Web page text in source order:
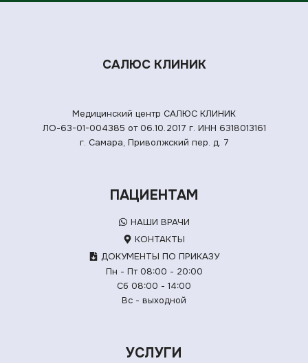
САЛЮС КЛИНИК
Медицинский центр САЛЮС КЛИНИК
ЛО-63-01-004385 от 06.10.2017 г. ИНН 6318013161
г. Самара, Приволжский пер. д. 7
ПАЦИЕНТАМ
НАШИ ВРАЧИ
КОНТАКТЫ
ДОКУМЕНТЫ ПО ПРИКАЗУ
Пн - Пт 08:00 - 20:00
Сб 08:00 - 14:00
Вс - выходной
УСЛУГИ